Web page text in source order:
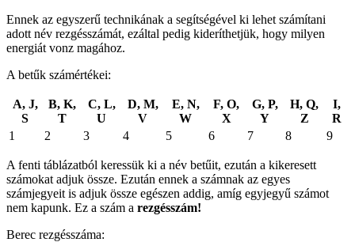
Ennek az egyszerű technikának a segítségével ki lehet számítani
adott név rezgésszámát, ezáltal pedig kideríthetjük, hogy milyen
energiát vonz magához.
A betűk számértékei:
A, J,
S
B, K,
T
C, L,
U
D, M,
V
E, N,
W
F, O,
X
G, P,
Y
H, Q,
Z
I,
R
1
2 3 4 5 6 7 8 9
A fenti táblázatból keressük ki a név betűit, ezután a kikeresett
számokat adjuk össze. Ezután ennek a számnak az egyes
számjegyeit is adjuk össze egészen addig, amíg egyjegyű számot
nem kapunk. Ez a szám a rezgésszám!
Berec rezgésszáma: